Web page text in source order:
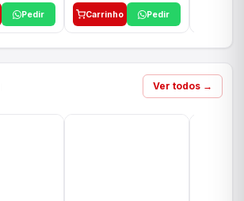
Pedir Carrinho Pedir
Ver todos →